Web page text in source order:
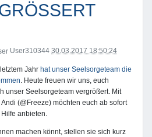
S
User310344 30.03.2017 18:50:24
Jahr hat unser Seelsorgeteam die
. Heute freuen wir uns, euch
unser Seelsorgeteam vergrößert. Mit
(@Freeze) möchten euch ab sofort
anbieten.
machen könnt, stellen sie sich kurz